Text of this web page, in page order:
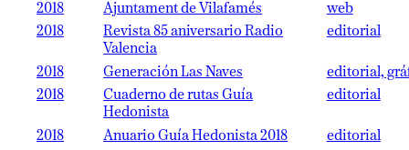
2018
Ajuntament de Vilafamés
web
2018
Revista 85 aniversario Radio
Valencia
editorial
2018 Generación Las Naves
editorial,
2018
Cuaderno de rutas Guía
Hedonista
editorial
2018 Anuario Guía Hedonista 2018
editorial